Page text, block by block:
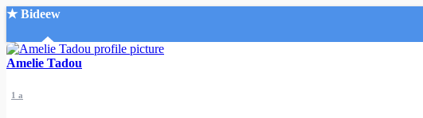
★ Bideew
Accueil
Amelie Tadou
1 a